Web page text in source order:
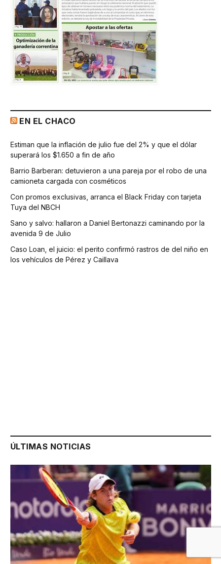
EN EL CHACO
Estiman que la inflación de julio fue del 2% y que el dólar
superará los $1.650 a fin de año
Barrio Barberan: detuvieron a una pareja por el robo de una
camioneta cargada con cosméticos
Con promos exclusivas, arranca el Black Friday con tarjeta
Tuya del NBCH
Sano y salvo: hallaron a Daniel Bertonazzi caminando por la
avenida 9 de Julio
Caso Loan, el juicio: el perito confirmó rastros de del niño en
los vehículos de Pérez y Caillava
ÚLTIMAS NOTICIAS